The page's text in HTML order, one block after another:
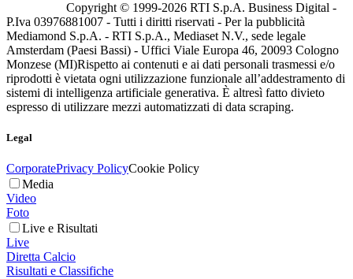
Copyright © 1999-2026 RTI S.p.A. Business Digital -
P.Iva 03976881007 - Tutti i diritti riservati - Per la pubblicità
Mediamond S.p.A. - RTI S.p.A., Mediaset N.V., sede legale
Amsterdam (Paesi Bassi) - Uffici Viale Europa 46, 20093 Cologno
Monzese (MI)Rispetto ai contenuti e ai dati personali trasmessi e/o
riprodotti è vietata ogni utilizzazione funzionale all’addestramento di
sistemi di intelligenza artificiale generativa. È altresì fatto divieto
espresso di utilizzare mezzi automatizzati di data scraping.
Legal
CorporatePrivacy PolicyCookie Policy
Media
Video
Foto
Live e Risultati
Live
Diretta Calcio
Risultati e Classifiche